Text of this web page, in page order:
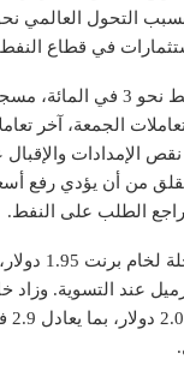
التحول العالمي
في قطاع
وارتفعت أسعار النفط نحو 3
تعاملات الجمعة، آخر
الإمدادات والإقبال
من أن يؤدي رفع
الطلب على النفط.
للبرميل عند التسوية.